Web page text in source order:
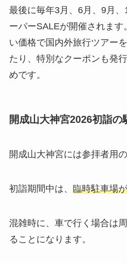
最後に毎年3月、6月、9月
ーパーSALEが開催されま
い価格で国内外旅行ツアー
たり、特別なクーポンも発
めです。
開成山大神宮2026初詣の
開成山大神宮には参拝者用
初詣期間中は、 臨時駐車場
混雑時に、車で行く場合は
ることになります。